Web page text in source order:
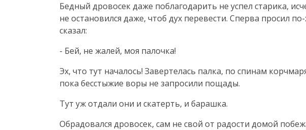
Бедный дровосек даже поблагодарить не успел старика,
не остановился даже, чтоб дух перевести. Сперва просил
сказал:
- Бей, не жалей, моя палочка!
Эх, что тут началось! Завертелась палка, по спинам
пока бесстыжие воры не запросили пощады.
Тут уж отдали они и скатерть, и барашка.
Обрадовался дровосек, сам не свой от радости домой